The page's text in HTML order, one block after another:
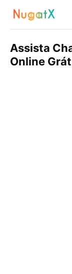
Assista
Online